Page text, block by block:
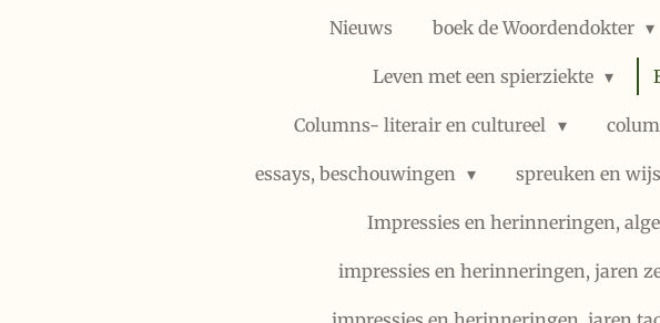
Nieuws boek de Woordendokter
Leven met een spierziekte
Columns- literair en cultureel
essays, beschouwingen spreuken en
Impressies en herinneringen,
impressies en herinneringen, jaren